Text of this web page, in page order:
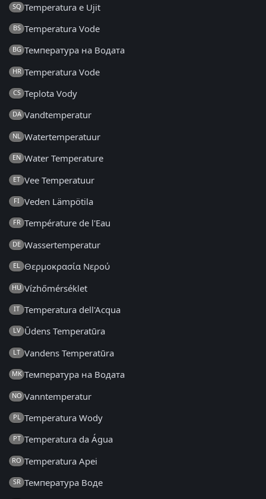
SQ Temperatura e Ujit
BS Temperatura Vode
BG Температура на Водата
HR Temperatura Vode
CS Teplota Vody
DA Vandtemperatur
NL Watertemperatuur
EN Water Temperature
ET Vee Temperatuur
FI Veden Lämpötila
FR Température de l'Eau
DE Wassertemperatur
EL Θερμοκρασία Νερού
HU Vízhőmérséklet
IT Temperatura dell'Acqua
LV Ūdens Temperatūra
LT Vandens Temperatūra
MK Температура на Водата
NO Vanntemperatur
PL Temperatura Wody
PT Temperatura da Água
RO Temperatura Apei
SR Температура Воде